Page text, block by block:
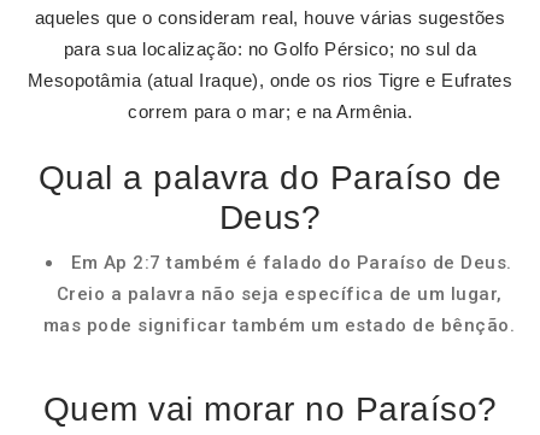
aqueles que o consideram real, houve várias sugestões
para sua localização: no Golfo Pérsico; no sul da
Mesopotâmia (atual Iraque), onde os rios Tigre e Eufrates
correm para o mar; e na Armênia.
Qual a palavra do Paraíso de
Deus?
Em Ap 2:7 também é falado do Paraíso de Deus.
Creio a palavra não seja específica de um lugar,
mas pode significar também um estado de bênção.
Quem vai morar no Paraíso?